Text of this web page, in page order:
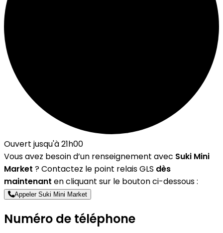
Ouvert jusqu'à 21h00
Vous avez besoin d’un renseignement avec Suki Mini
Market ? Contactez le point relais GLS dès
maintenant en cliquant sur le bouton ci-dessous :
Appeler Suki Mini Market
Numéro de téléphone